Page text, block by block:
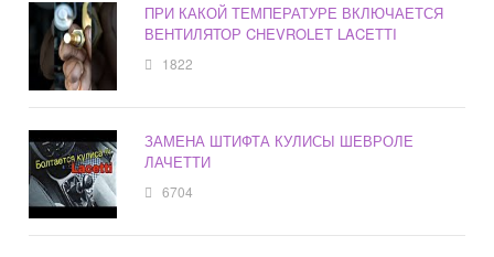
ПРИ КАКОЙ ТЕМПЕРАТУРЕ ВКЛЮЧАЕТСЯ
ВЕНТИЛЯТОР CHEVROLET LACETTI
1822
ЗАМЕНА ШТИФТА КУЛИСЫ ШЕВРОЛЕ
ЛАЧЕТТИ
6704